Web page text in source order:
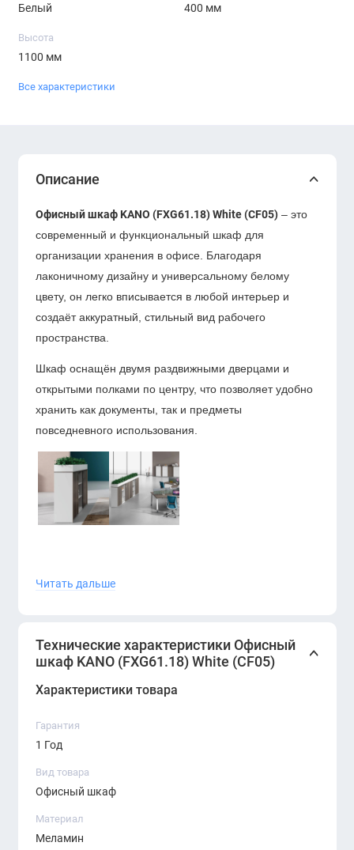
Белый 400 мм
Высота
1100 мм
Все характеристики
Описание
Офисный шкаф KANO (FXG61.18) White (CF05) – это
современный и функциональный шкаф для
организации хранения в офисе. Благодаря
лаконичному дизайну и универсальному белому
цвету, он легко вписывается в любой интерьер и
создаёт аккуратный, стильный вид рабочего
пространства.
Шкаф оснащён двумя раздвижными дверцами и
открытыми полками по центру, что позволяет удобно
хранить как документы, так и предметы
повседневного использования.
Преимущества модели:
Белый цвет, подходящий для любого
интерьера.
фурнитура.
Читать дальше
Технические характеристики Офисный
шкаф KANO (FXG61.18) White (CF05)
Характеристики товара
Гарантия
1 Год
Вид товара
Офисный шкаф
Материал
Меламин